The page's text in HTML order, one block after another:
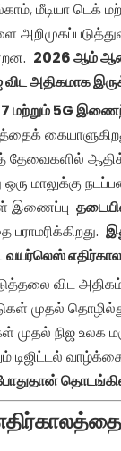
மீடியா டெக்
2026 ஆம்
அதிகமாக
7 மற்றும் 5G
தேவைகளில்
ஒரு மாலுக்கு
இணைப்பு
வயர்லெஸ்
விட
முதல்
முதல் நிஜ உலக
டிஜிட்டல்